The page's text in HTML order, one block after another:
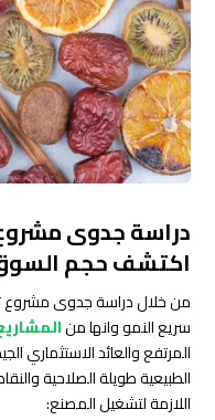
دراسة جدوى
اكتشف حجم
من خلال دراسة جدوى مشروع
سريع النمو وانها من
المرتفع والعائد الاستثماري
الطبيعية طويلة الصلاحية
اللازمة لتشغيل المصنع: